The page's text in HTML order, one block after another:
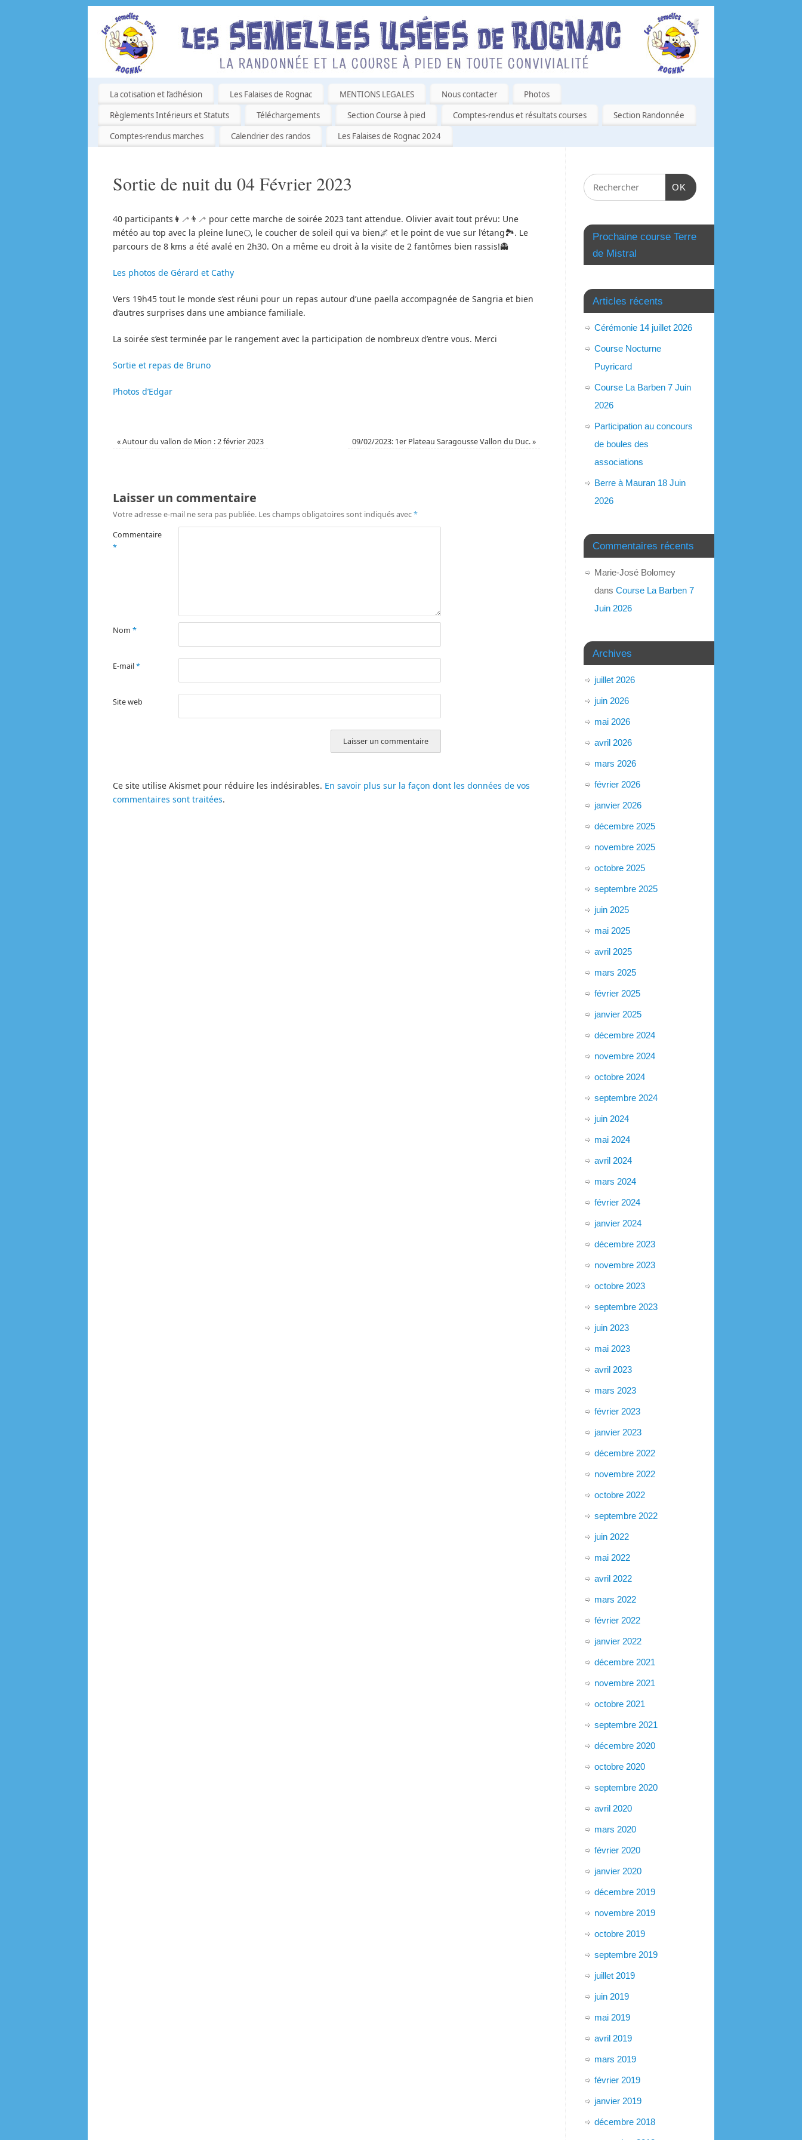
La cotisation et l’adhésion Les Falaises de Rognac MENTIONS LEGALES Nous contacter
Photos
Règlements Intérieurs et Statuts
Téléchargements Section Course à pied Comptes-rendus et résultats courses
Section Randonnée
Comptes-rendus marches
Calendrier des randos Les Falaises de Rognac 2024
Sortie de nuit du 04 Février 2023
40 participants👩‍🦯👨‍🦯 pour cette marche de soirée 2023 tant attendue. Olivier avait tout prévu: Une
météo au top avec la pleine lune🌕, le coucher de soleil qui va bien🌌 et le point de vue sur l’étang🏞. Le
parcours de 8 kms a été avalé en 2h30. On a même eu droit à la visite de 2 fantômes bien rassis!👻
Les photos de Gérard et Cathy
Vers 19h45 tout le monde s’est réuni pour un repas autour d’une paella accompagnée de Sangria et bien
d’autres surprises dans une ambiance familiale.
La soirée s’est terminée par le rangement avec la participation de nombreux d’entre vous. Merci
Sortie et repas de Bruno
Photos d’Edgar
«Autour du vallon de Mion : 2 février 2023 09/02/2023: 1er Plateau Saragousse Vallon du Duc.»
Laisser un commentaire
Votre adresse e-mail ne sera pas publiée. Les champs obligatoires sont indiqués avec*
Commentaire
*
Nom *
E-mail*
Site web
Ce site utilise Akismet pour réduire les indésirables. En savoir plus sur la façon dont les données de vos
commentaires sont traitées.
OK
Prochaine course Terre
de Mistral
Articles récents
Cérémonie 14 juillet 2026
Course Nocturne
Puyricard
Course La Barben 7 Juin
2026
Participation au concours
de boules des
associations
Berre à Mauran 18 Juin
2026
Commentaires récents
Marie-José Bolomey
dans Course La Barben 7
Juin 2026
Archives
juillet 2026
juin 2026
mai 2026
avril 2026
mars 2026
février 2026
janvier 2026
décembre 2025
novembre 2025
octobre 2025
septembre 2025
juin 2025
mai 2025
avril 2025
mars 2025
février 2025
janvier 2025
décembre 2024
novembre 2024
octobre 2024
septembre 2024
juin 2024
mai 2024
avril 2024
mars 2024
février 2024
janvier 2024
décembre 2023
novembre 2023
octobre 2023
septembre 2023
juin 2023
mai 2023
avril 2023
mars 2023
février 2023
janvier 2023
décembre 2022
novembre 2022
octobre 2022
septembre 2022
juin 2022
mai 2022
avril 2022
mars 2022
février 2022
janvier 2022
décembre 2021
novembre 2021
octobre 2021
septembre 2021
décembre 2020
octobre 2020
septembre 2020
avril 2020
mars 2020
février 2020
janvier 2020
décembre 2019
novembre 2019
octobre 2019
septembre 2019
juillet 2019
juin 2019
mai 2019
avril 2019
mars 2019
février 2019
janvier 2019
décembre 2018